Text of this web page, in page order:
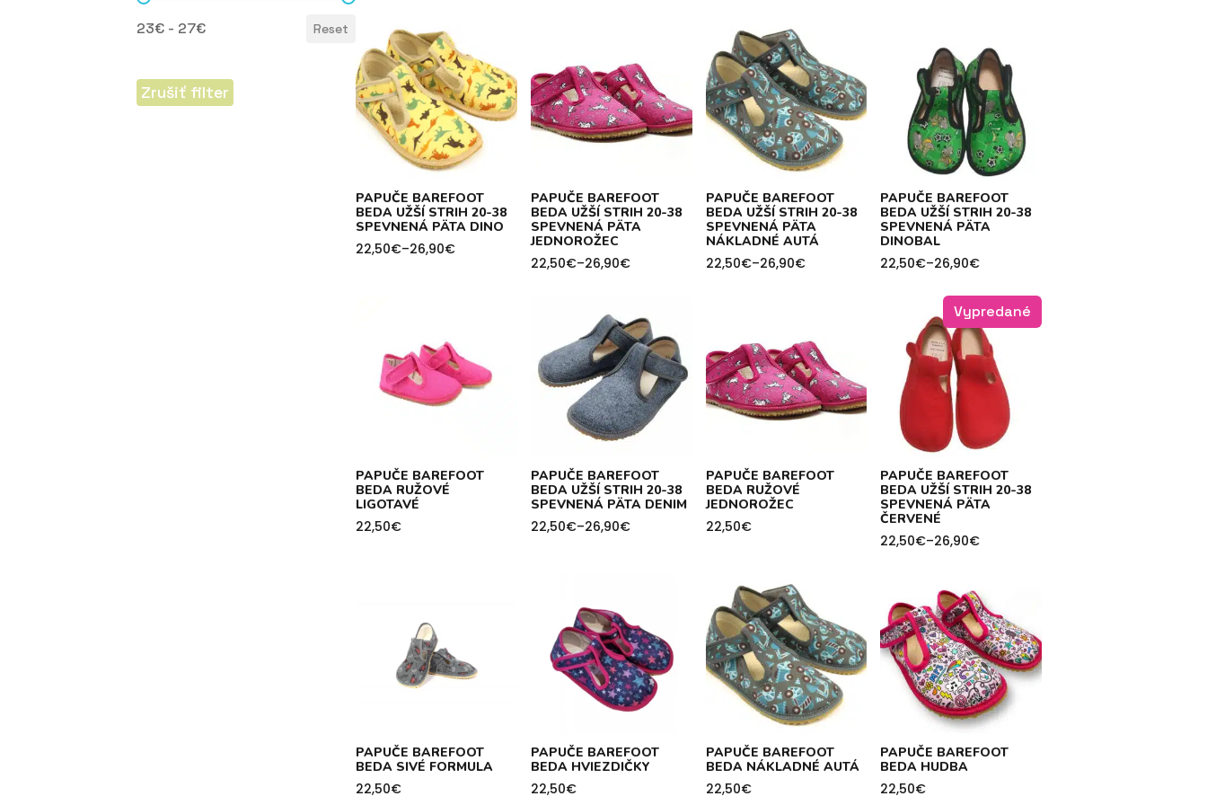
23€ - 27€ Reset
Zrušiť filter
PAPUČE BAREFOOT
BEDA UŽŠÍ STRIH 20-38
SPEVNENÁ PÄTA DINO
22,50€–26,90€
Price
PAPUČE BAREFOOT
BEDA UŽŠÍ STRIH 20-38
SPEVNENÁ PÄTA
JEDNOROŽEC
22,50€–26,90€
Price
PAPUČE BAREFOOT
BEDA UŽŠÍ STRIH 20-38
SPEVNENÁ PÄTA
NÁKLADNÉ AUTÁ
22,50€–26,90€
Price
PAPUČE BAREFOOT
BEDA UŽŠÍ STRIH 20-38
SPEVNENÁ PÄTA
DINOBAL
22,50€–26,90€
Price
26,90€
PAPUČE BAREFOOT
BEDA RUŽOVÉ
LIGOTAVÉ
22,50€
PAPUČE BAREFOOT
BEDA UŽŠÍ STRIH 20-38
SPEVNENÁ PÄTA DENIM
22,50€–26,90€
Price
PAPUČE BAREFOOT
BEDA RUŽOVÉ
JEDNOROŽEC
22,50€
Vypredané
PAPUČE BAREFOOT
BEDA UŽŠÍ STRIH 20-38
SPEVNENÁ PÄTA
ČERVENÉ
22,50€–26,90€
Price
26,90€
PAPUČE BAREFOOT
BEDA SIVÉ FORMULA
22,50€
PAPUČE BAREFOOT
BEDA HVIEZDIČKY
22,50€
PAPUČE BAREFOOT
BEDA NÁKLADNÉ AUTÁ
22,50€
PAPUČE BAREFOOT
BEDA HUDBA
22,50€